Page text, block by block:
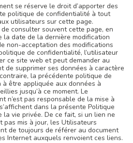
se réserve le droit d’apporter des
politique de confidentialité à tout
utilisateurs sur cette page.
consulter souvent cette page, en
la date de la dernière modification
non-acceptation des modifications
de confidentialité, l’utilisateur
ce site web et peut demander au
de supprimer ses données à caractère
la précédente politique de
être appliquée aux données à
jusqu’à ce moment. Le
n’est pas responsable de la mise à
dans la présente Politique
vie privée. De ce fait, si un lien ne
pas mis à jour, les Utilisateurs
de toujours de référer au document
Internet auxquels renvoient ces liens.